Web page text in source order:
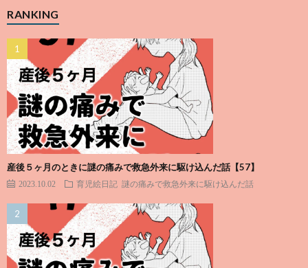
RANKING
産後５ヶ月のときに謎の痛みで救急外来に駆け込んだ話【57】
2023.10.02 育児絵日記 謎の痛みで救急外来に駆け込んだ話